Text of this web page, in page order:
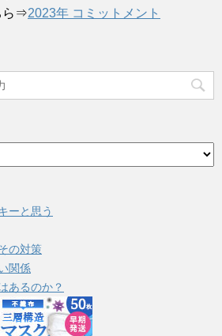
ら⇒2023年 コミットメント
ーと思う
の対策
関係
あるのか？